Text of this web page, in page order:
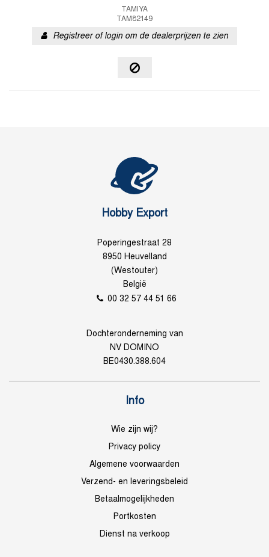
TAMIYA
TAM82149
Registreer of login om de dealerprijzen te zien
Hobby Export
Poperingestraat 28
8950 Heuvelland
(Westouter)
België
00 32 57 44 51 66
Dochteronderneming van
NV DOMINO
BE0430.388.604
Info
Wie zijn wij?
Privacy policy
Algemene voorwaarden
Verzend- en leveringsbeleid
Betaalmogelijkheden
Portkosten
Dienst na verkoop